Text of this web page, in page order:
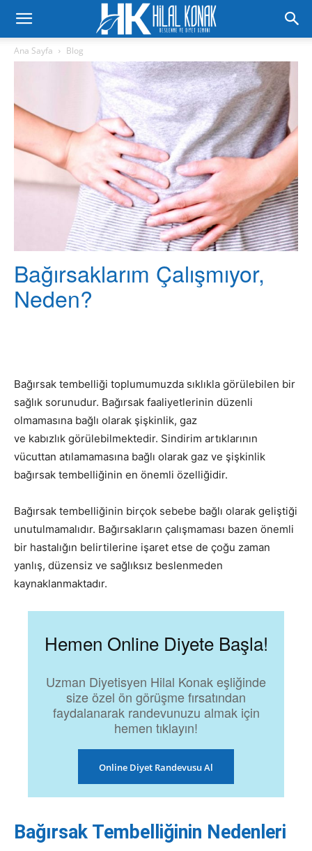
Ana Sayfa Blog
Bağırsaklarım Çalışmıyor,
Neden?
Bağırsak tembelliği toplumumuzda sıklıkla görülebilen bir
sağlık sorunudur. Bağırsak faaliyetlerinin düzenli
olmamasına bağlı olarak şişkinlik, gaz
ve kabızlık görülebilmektedir. Sindirim artıklarının
vücuttan atılamamasına bağlı olarak gaz ve şişkinlik
bağırsak tembelliğinin en önemli özelliğidir.
Bağırsak tembelliğinin birçok sebebe bağlı olarak geliştiği
unutulmamalıdır. Bağırsakların çalışmaması bazen önemli
bir hastalığın belirtilerine işaret etse de çoğu zaman
yanlış, düzensiz ve sağlıksız beslenmeden
kaynaklanmaktadır.
Hemen Online Diyete Başla!
Uzman Diyetisyen Hilal Konak eşliğinde
size özel ön görüşme fırsatından
faydalanarak randevunuzu almak için
hemen tıklayın!
Online Diyet Randevusu Al
Bağırsak Tembelliğinin Nedenleri